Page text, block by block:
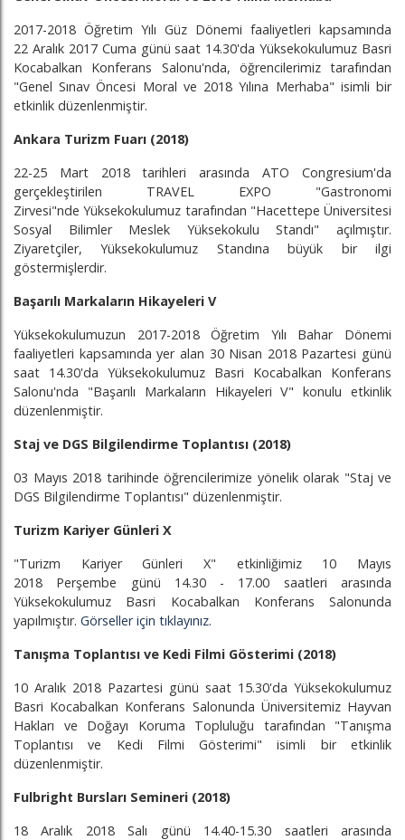
2017-2018 Öğretim Yılı Güz Dönemi faaliyetleri kapsamında
22 Aralık 2017 Cuma günü saat 14.30'da Yüksekokulumuz Basri
Kocabalkan Konferans Salonu'nda, öğrencilerimiz tarafından
"Genel Sınav Öncesi Moral ve 2018 Yılına Merhaba" isimli bir
etkinlik düzenlenmiştir.
Ankara Turizm Fuarı (2018)
22-25 Mart 2018 tarihleri arasında ATO Congresium'da
gerçekleştirilen TRAVEL EXPO "Gastronomi
Zirvesi"nde Yüksekokulumuz tarafından "Hacettepe Üniversitesi
Sosyal Bilimler Meslek Yüksekokulu Standı" açılmıştır.
Ziyaretçiler, Yüksekokulumuz Standına büyük bir ilgi
göstermişlerdir.
Başarılı Markaların Hikayeleri V
Yüksekokulumuzun 2017-2018 Öğretim Yılı Bahar Dönemi
faaliyetleri kapsamında yer alan 30 Nisan 2018 Pazartesi günü
saat 14.30'da Yüksekokulumuz Basri Kocabalkan Konferans
Salonu'nda "Başarılı Markaların Hikayeleri V" konulu etkinlik
düzenlenmiştir.
Staj ve DGS Bilgilendirme Toplantısı (2018)
03 Mayıs 2018 tarihinde öğrencilerimize yönelik olarak "Staj ve
DGS Bilgilendirme Toplantısı" düzenlenmiştir.
Turizm Kariyer Günleri X
"Turizm Kariyer Günleri X" etkinliğimiz 10 Mayıs
2018 Perşembe günü 14.30 - 17.00 saatleri arasında
Yüksekokulumuz Basri Kocabalkan Konferans Salonunda
yapılmıştır. Görseller için tıklayınız.
Tanışma Toplantısı ve Kedi Filmi Gösterimi (2018)
10 Aralık 2018 Pazartesi günü saat 15.30'da Yüksekokulumuz
Basri Kocabalkan Konferans Salonunda Üniversitemiz Hayvan
Hakları ve Doğayı Koruma Topluluğu tarafından "Tanışma
Toplantısı ve Kedi Filmi Gösterimi" isimli bir etkinlik
düzenlenmiştir.
Fulbright Bursları Semineri (2018)
18 Aralık 2018 Salı günü 14.40-15.30 saatleri arasında